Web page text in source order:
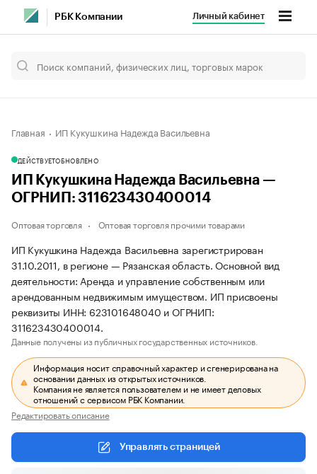
РБК Компании Личный кабинет
Главная ИП Кукушкина Надежда Васильевна
ДЕЙСТВУЕТОБНОВЛЕНО
ИП Кукушкина Надежда Васильевна —
ОГРНИП: 311623430400014
Оптовая торговля Оптовая торговля прочими товарами
ИП Кукушкина Надежда Васильевна зарегистрирован
31.10.2011, в регионе — Рязанская область. Основной вид
деятельности: Аренда и управление собственным или
арендованным недвижимым имуществом. ИП присвоены
реквизиты ИНН: 623101648040 и ОГРНИП:
311623430400014.
Данные получены из публичных государственных источников.
Информация носит справочный характер и сгенерирована на
основании данных из открытых источников.
Компания не является пользователем и не имеет деловых
отношений с сервисом РБК Компании.
Редактировать описание
Управлять страницей